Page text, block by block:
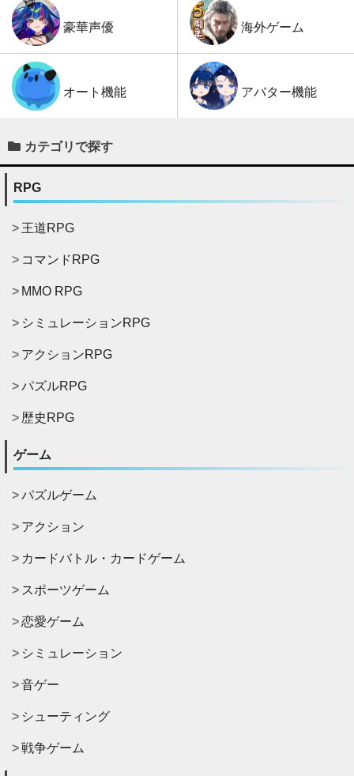
豪華声優 海外ゲーム
オート機能 アバター機能
カテゴリで探す
RPG
王道RPG
コマンドRPG
MMO RPG
シミュレーションRPG
アクションRPG
パズルRPG
歴史RPG
ゲーム
パズルゲーム
アクション
カードバトル・カードゲーム
スポーツゲーム
恋愛ゲーム
シミュレーション
音ゲー
シューティング
戦争ゲーム